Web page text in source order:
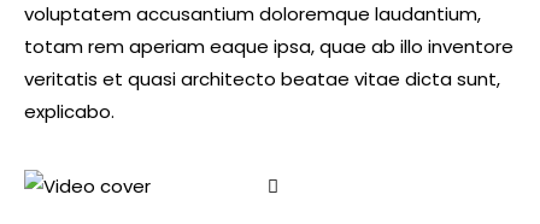
voluptatem accusantium doloremque laudantium,
totam rem aperiam eaque ipsa, quae ab illo inventore
veritatis et quasi architecto beatae vitae dicta sunt,
explicabo.